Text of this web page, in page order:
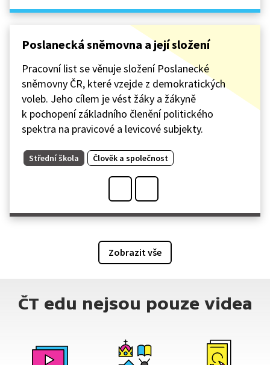
Poslanecká sněmovna a její složení
Pracovní list se věnuje složení Poslanecké
sněmovny ČR, které vzejde z demokratických
voleb. Jeho cílem je vést žáky a žákyně
k pochopení základního členění politického
spektra na pravicové a levicové subjekty.
Střední škola Člověk a společnost
Zobrazit vše
ČT edu nejsou pouze videa